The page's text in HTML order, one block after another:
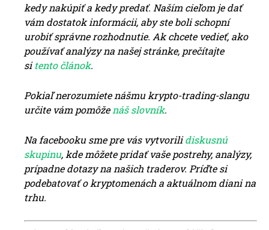
kedy nakúpiť a kedy predať. Naším cieľom je dať
vám dostatok informácii, aby ste boli schopní
urobiť správne rozhodnutie. Ak chcete vedieť, ako
používať analýzy na našej stránke, prečítajte
sitento článok.
Pokiaľ nerozumiete nášmu krypto-trading-slangu
určite vám pomôženáš slovník.
Na facebooku sme pre vás vytvorilidiskusnú
skupinu, kde môžete pridať vaše postrehy, analýzy,
prípadne dotazy na našich traderov. Príďte si
podebatovať o kryptomenách a aktuálnom diani na
trhu.